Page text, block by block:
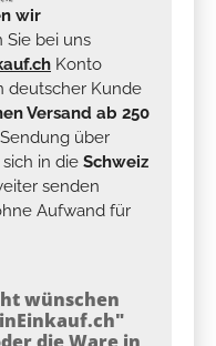
wir
Sie bei uns
Konto
deutscher Kunde
Versand ab 250
über
in die Schweiz
senden
Aufwand für
wünschen